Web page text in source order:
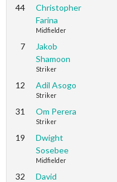
44
Christopher
Farina
Midfielder
7
Jakob
Shamoon
Striker
12 Adil Asogo
Striker
31 Om Perera
Striker
19
Dwight
Sosebee
Midfielder
32
David